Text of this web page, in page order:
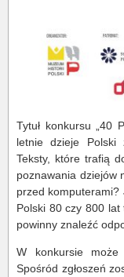
Tytuł konkursu „40
letnie dzieje Polski
Teksty, które trafią
poznawania dziejów
przed komputerami?
Polski 80 czy 800
powinny znaleźć
W konkursie może
Spośród zgłoszeń